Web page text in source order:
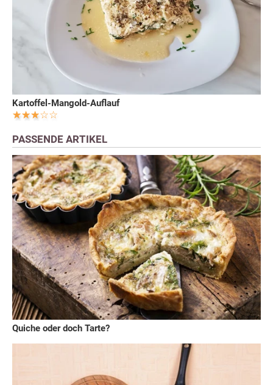
Kartoffel-Mangold-Auflauf
PASSENDE ARTIKEL
Quiche oder doch Tarte?